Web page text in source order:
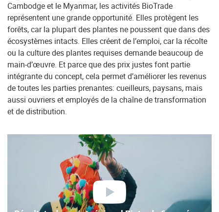
Cambodge et le Myanmar, les activités BioTrade
représentent une grande opportunité. Elles protègent les
forêts, car la plupart des plantes ne poussent que dans des
écosystèmes intacts. Elles créent de l’emploi, car la récolte
ou la culture des plantes requises demande beaucoup de
main-d’œuvre. Et parce que des prix justes font partie
intégrante du concept, cela permet d’améliorer les revenus
de toutes les parties prenantes: cueilleurs, paysans, mais
aussi ouvriers et employés de la chaîne de transformation
et de distribution.
lire